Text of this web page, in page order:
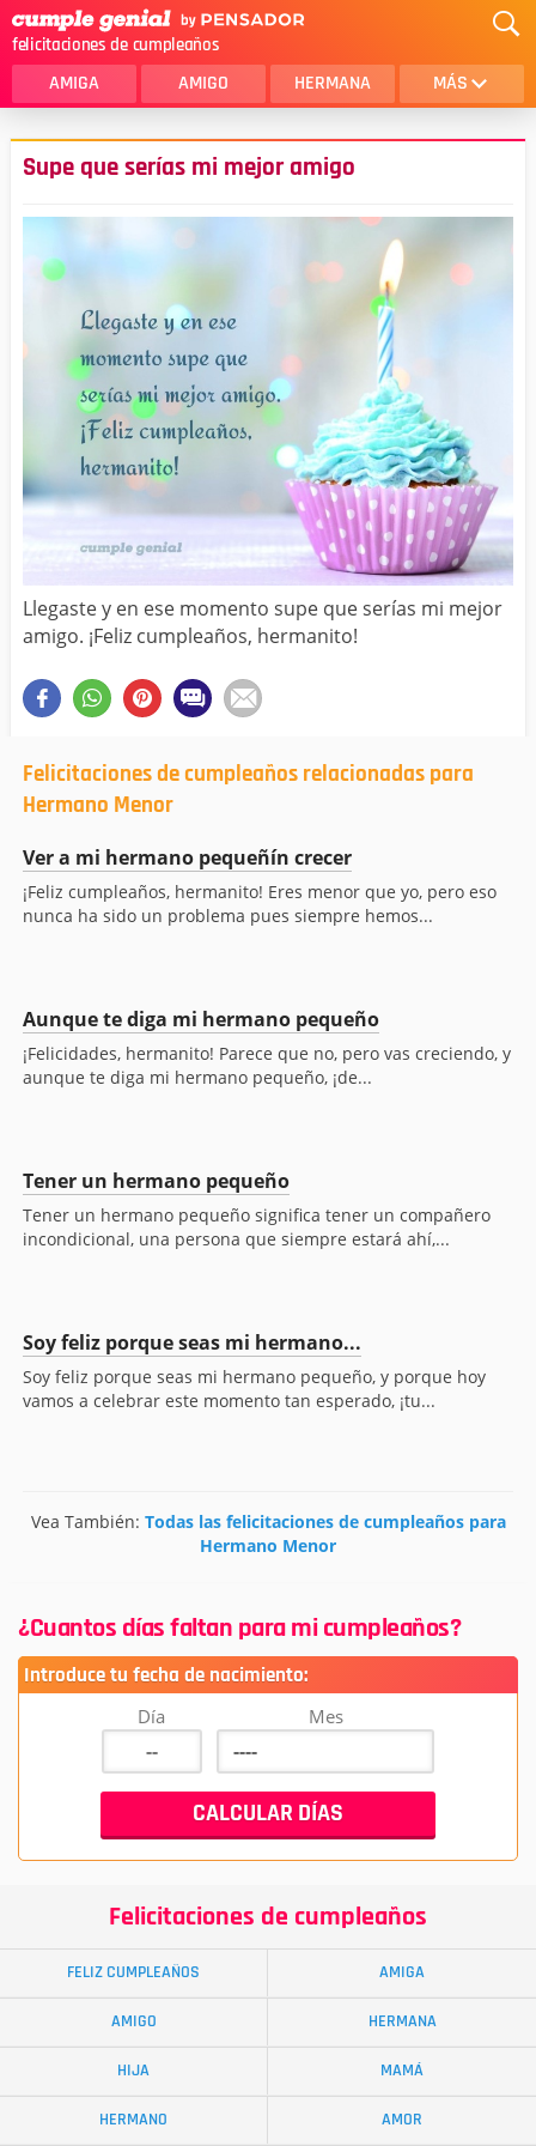
felicitaciones de cumpleaños
AMIGA AMIGO HERMANA MÁS
MAMA
AMOR
HIJA
HIJO
NOVIA
ESPOSO
PAPA
HOMBRE
TIA
CUÑADA
ALGUIEN ESPECIAL
PRIMO
TODAS LAS CATEGORÍAS
Supe que serías mi mejor amigo
Llegaste y en ese momento supe que serías mi mejor
amigo. ¡Feliz cumpleaños, hermanito!
Felicitaciones de cumpleaños relacionadas para
Hermano Menor
Ver a mi hermano pequeñín crecer
¡Feliz cumpleaños, hermanito! Eres menor que yo, pero eso
nunca ha sido un problema pues siempre hemos...
Aunque te diga mi hermano pequeño
¡Felicidades, hermanito! Parece que no, pero vas creciendo, y
aunque te diga mi hermano pequeño, ¡de...
Tener un hermano pequeño
Tener un hermano pequeño significa tener un compañero
incondicional, una persona que siempre estará ahí,...
Soy feliz porque seas mi hermano...
Soy feliz porque seas mi hermano pequeño, y porque hoy
vamos a celebrar este momento tan esperado, ¡tu...
Vea También: Todas las felicitaciones de cumpleaños para
Hermano Menor
¿Cuantos días faltan para mi cumpleaños?
Introduce tu fecha de nacimiento:
Día Mes
Felicitaciones de cumpleaños
FELIZ CUMPLEAÑOS AMIGA
AMIGO HERMANA
HIJA MAMÁ
HERMANO AMOR